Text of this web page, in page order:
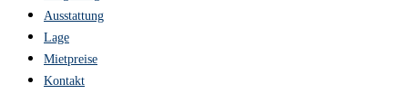
Ausstattung
Lage
Mietpreise
Kontakt